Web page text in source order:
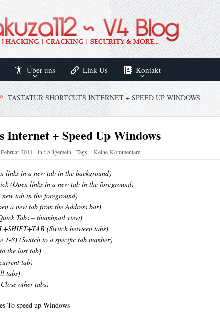
Über uns Link Us Kontakt
TASTATUR SHORTCUTS INTERNET + SPEED UP WINDOWS
Internet + Speed Up Windows
2011 in :Allgemein Tags: Keine Kommentare
links in a new tab in the background)
(Open links in a new tab in the foreground)
tab in the foreground)
a new tab from the Address bar)
Tabs – thumbnail view)
(Switch between tabs)
1-8) (Switch to a specific tab number)
the last tab)
tab)
tabs)
other tabs)
To speed up Windows